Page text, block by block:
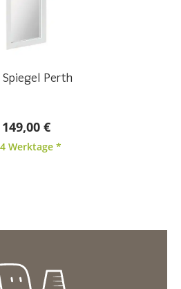
Spiegel Perth
149,00 €
Werktage *